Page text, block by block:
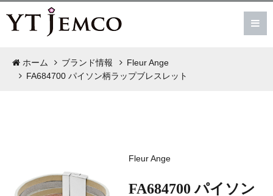
ホーム ブランド情報
Fleur Ange
FA684700 パイソン柄ラップブレスレット
Fleur Ange
FA684700 パイソン